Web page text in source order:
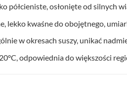
półcieniste, osłonięte od silnych
lekko kwaśne do obojętnego,
w okresach suszy, unikać
odpowiednia do większości